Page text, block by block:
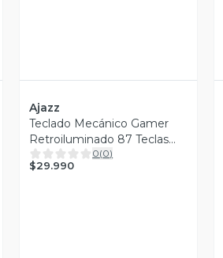
Ajazz
Teclado Mecánico Gamer
Retroiluminado 87 Teclas
Blue - Ajazz0(0)
$29.990